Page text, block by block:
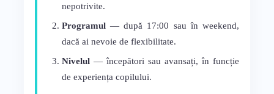
nepotrivite.
Programul— după 17:00 sau în weekend,
dacă ai nevoie de flexibilitate.
Nivelul— începători sau avansați, în funcție
de experiența copilului.